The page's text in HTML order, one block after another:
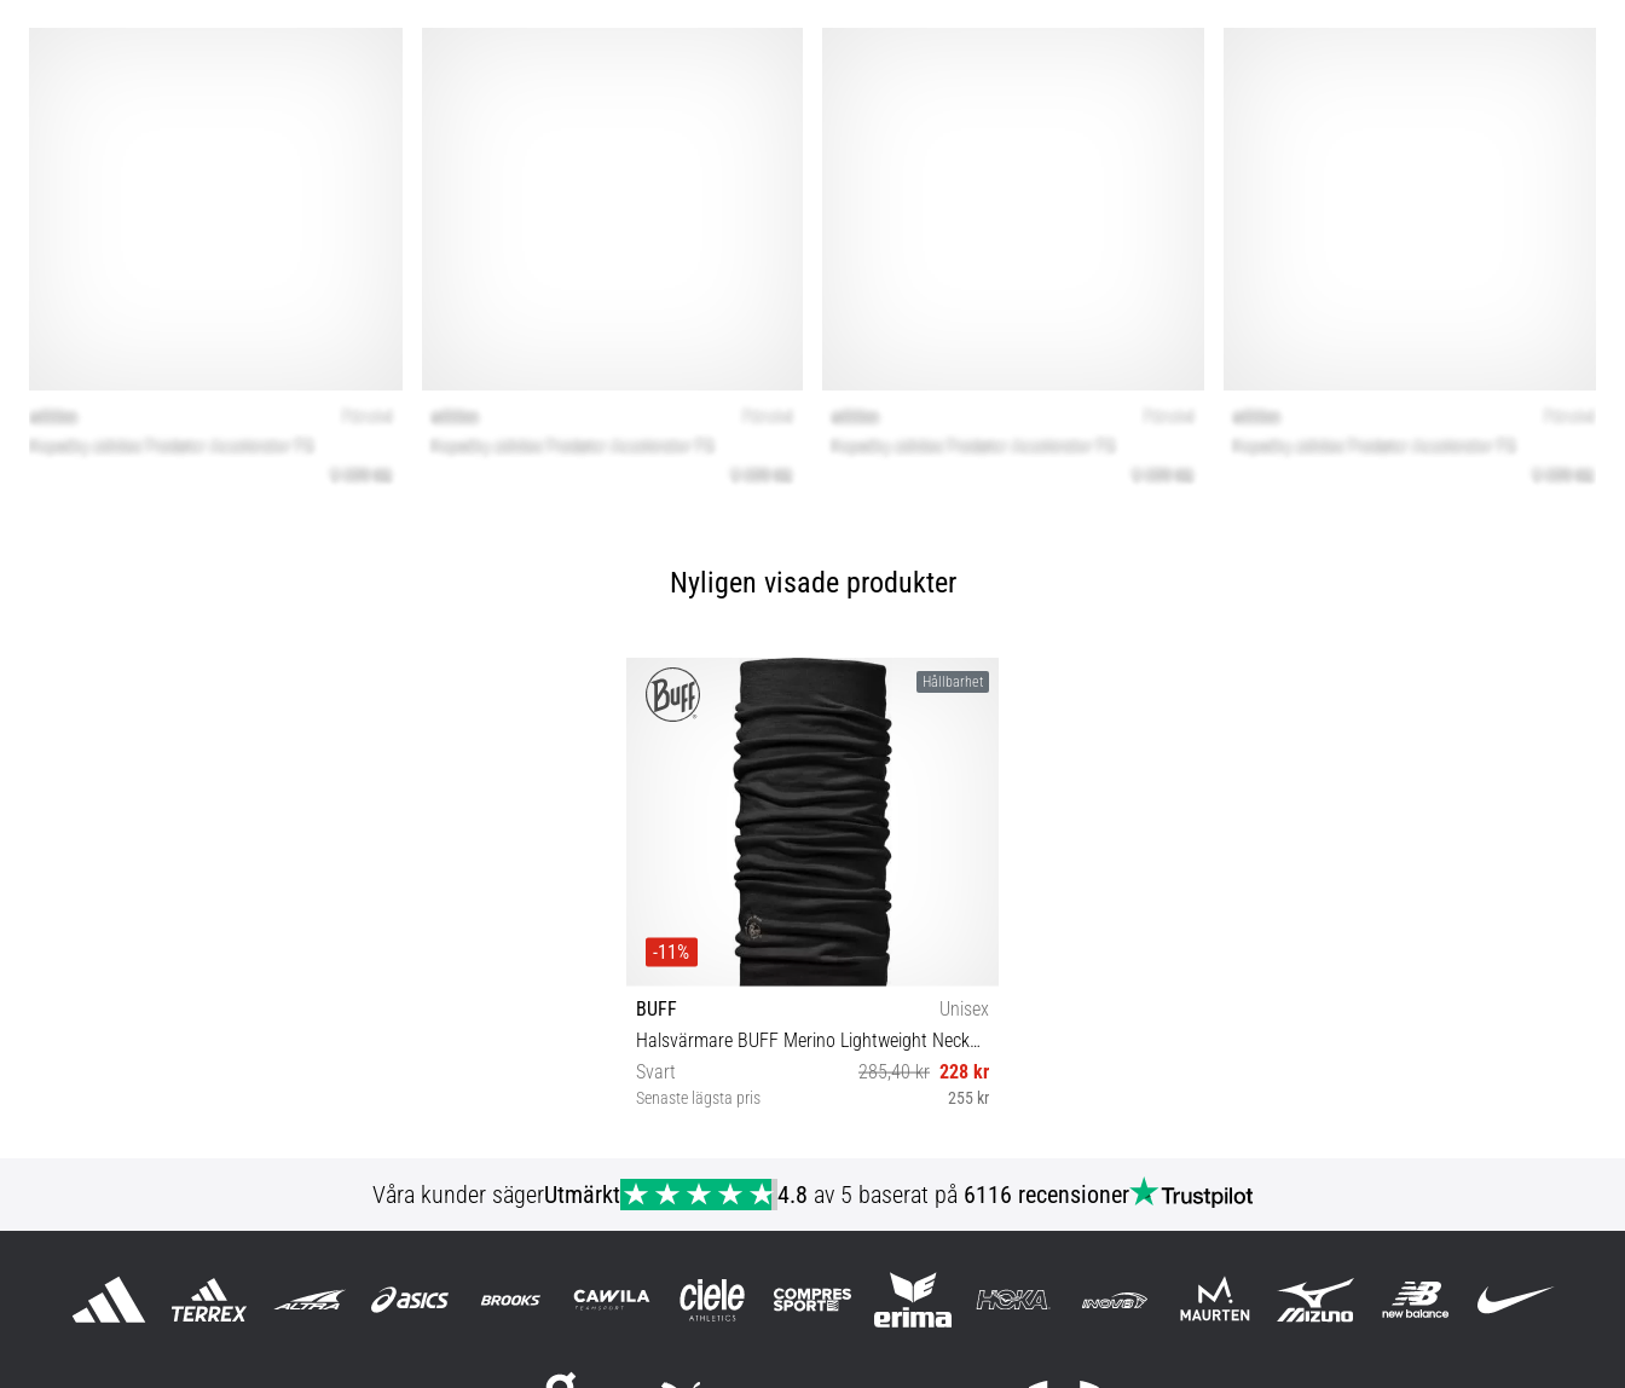
Nyligen visade produkter
Hållbarhet
-11%
BUFF
Unisex
Halsvärmare BUFF Merino Lightweight Neckwear
Svart
285,40 kr 228 kr
Senaste lägsta pris 255 kr
Våra kunder sägerUtmärkt 4.8 av 5 baserat på 6116 recensioner